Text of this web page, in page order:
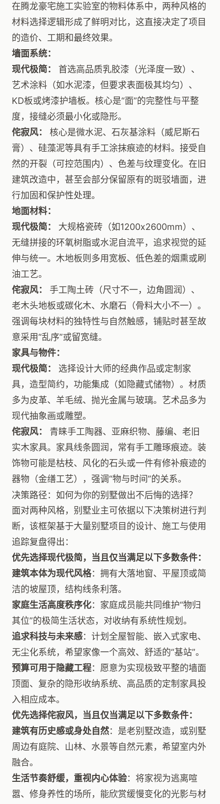
在腾龙豪宅施工实验室的物料体系中，两种风格的
材料选择逻辑形成了鲜明对比，这直接决定了项目
的造价、工期和最终效果。
墙面系统：
现代极简：
首选高品质乳胶漆（光泽度一致）、
艺术涂料（如水泥漆，但要求表面极其均匀）、
KD板或烤漆护墙板。核心是“面”的完整性与平整
度，接缝必须最小化或隐形。
侘寂风：
核心是微水泥、石灰基涂料（威尼斯石
膏）、硅藻泥等具有手工涂抹痕迹的材料。接受自
然的开裂（可控范围内）、色差与纹理变化。在旧
建筑改造中，甚至会部分保留原有的斑驳墙面，进
行加固和保护性处理。
地面材料：
现代极简：
大规格瓷砖（如1200x2600mm）、
无缝拼接的环氧树脂或水泥自流平，追求视觉的延
伸与统一。木地板则多用宽板、低色差的烟熏或刷
油工艺。
侘寂风：
手工陶土砖（尺寸不一，边角圆润）、
老木头地板或碳化木、水磨石（骨料大小不一）。
强调每块材料的独特性与自然触感，铺贴时甚至故
意采用“乱序”或留宽缝。
家具与物件：
现代极简：
选择设计大师的经典作品或定制家
具，造型简约，功能集成（如隐藏式储物）。材质
多为皮革、羊毛绒、抛光金属与玻璃。艺术品多为
现代抽象画或雕塑。
侘寂风：
青睐手工陶器、亚麻织物、藤编、老旧
实木家具。家具线条圆润，常有手工雕琢痕迹。装
饰物可能是枯枝、风化的石头或一件有修补痕迹的
器物（金缮工艺），强调“物与时间”的关系。
决策路径：如何为你的别墅做出不后悔的选择？
面对两种风格，别墅业主可依据以下决策树进行判
断，该框架基于大量别墅项目的设计、施工与使用
追踪复盘得出：
优先选择现代极简，当且仅当满足以下多数条件：
建筑本体为现代风格：拥有大落地窗、平屋顶或简
洁的坡屋顶，结构线条利落。
家庭生活高度秩序化：家庭成员能共同维护“物归
其位”的极简生活状态，对收纳有系统性规划。
追求科技与未来感：计划全屋智能、嵌入式家电、
无尘化系统，希望家像一个高效、舒适的“基站”。
预算可用于隐藏工程：愿意为实现极致平整的墙面
顶面、复杂的隐形收纳系统、高品质的定制家具投
入相应成本。
优先选择侘寂风，当且仅当满足以下多数条件：
建筑有历史感或身处自然：是老别墅改造，或别墅
周边有庭院、山林、水景等自然元素，希望室内外
融合。
生活节奏舒缓，重视内心体验：将家视为逃离喧
嚣、修身养性的场所，能欣赏缓慢变化的光影与材